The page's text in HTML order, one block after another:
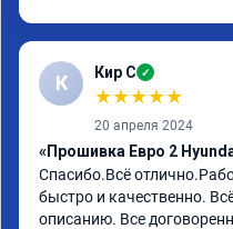
К Кир С ✓
★★★★★
20 апреля 2024
«Прошивка Евро 2
Спасибо.Всё
быстро и качественно.
описанию. Все